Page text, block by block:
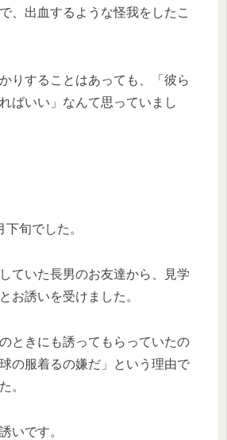
、出血するような怪我をしたこ
りすることはあっても、「彼ら
ばいい」なんて思っていまし
旬でした。
ていた長男のお友達から、見学
お誘いを受けました。
ときにも誘ってもらっていたの
の服着るの嫌だ」という理由で
。
いです。